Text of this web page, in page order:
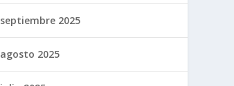
septiembre 2025
agosto 2025